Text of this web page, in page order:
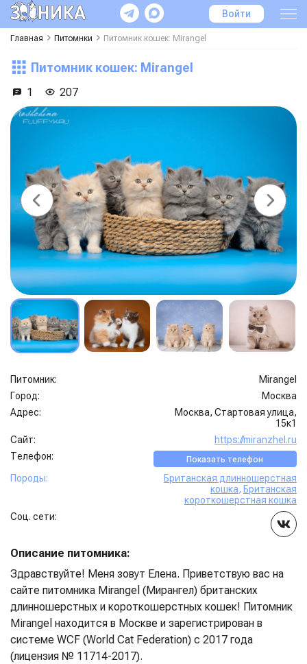
Войти
Главная Питомнки Питомник кошек: Mirangel
Питомник кошек: Mirangel
1 207
Питомник:
Mirangel
Город:
Москва
Адрес:
Москва, Стартовая улица,
15к1
Сайт:
https://miranzhel.ru
Телефон:
Показать телефон
Породы:
Британская длинношерстная
кошка, Британская
короткошерстная кошка
Соц. сети:
Описание питомника:
Здравствуйте! Меня зовут Елена. Приветствую вас на
сайте питомника Mirangel (Мирангел) британских
длинношерстных и короткошерстных кошек! Питомник
Mirangel находится в Москве и зарегистрирован в
системе WCF (World Cat Federation) с 2017 года
(лицензия № 11714-2017).